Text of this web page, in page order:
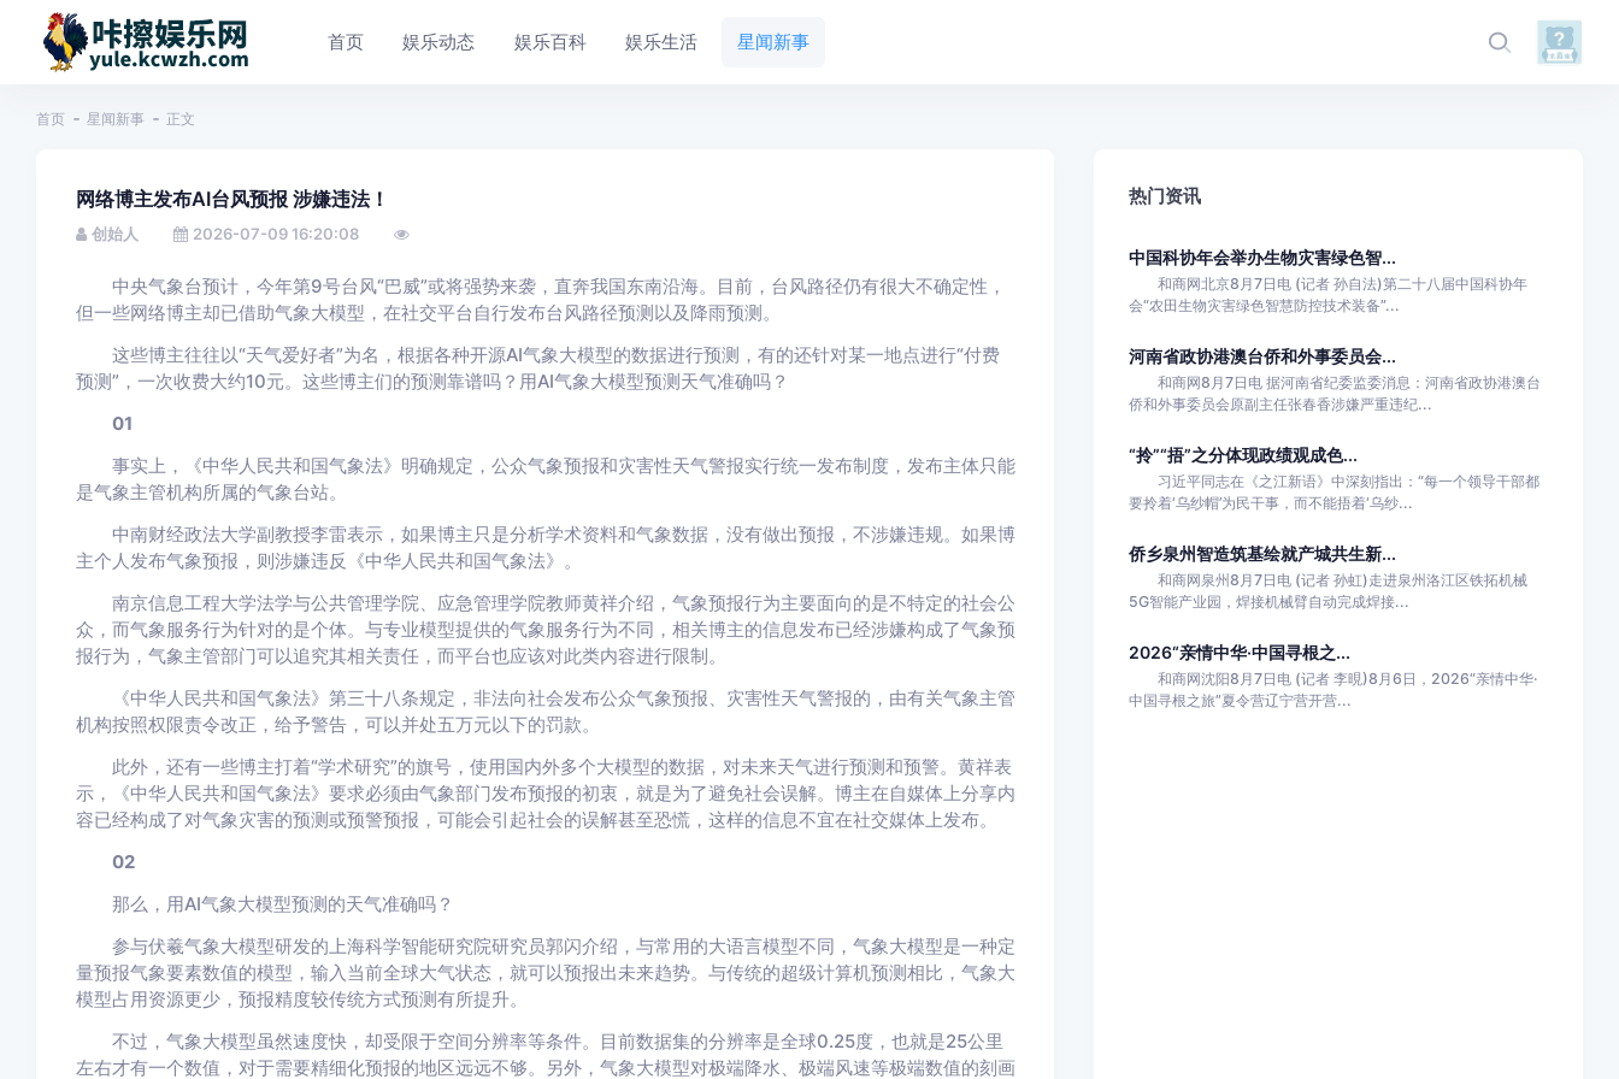
首页 娱乐动态 娱乐百科 娱乐生活 星闻新事
首页 星闻新事 正文
网络博主发布AI台风预报 涉嫌违法！
创始人 2026-07-09 16:20:08
中央气象台预计，今年第9号台风“巴威”或将强势来袭，直奔我国东南沿海。目前，台风路径仍有很大不确定性，
但一些网络博主却已借助气象大模型，在社交平台自行发布台风路径预测以及降雨预测。
这些博主往往以“天气爱好者”为名，根据各种开源AI气象大模型的数据进行预测，有的还针对某一地点进行“付费
预测”，一次收费大约10元。这些博主们的预测靠谱吗？用AI气象大模型预测天气准确吗？
01
事实上，《中华人民共和国气象法》明确规定，公众气象预报和灾害性天气警报实行统一发布制度，发布主体只能
是气象主管机构所属的气象台站。
中南财经政法大学副教授李雷表示，如果博主只是分析学术资料和气象数据，没有做出预报，不涉嫌违规。如果博
主个人发布气象预报，则涉嫌违反《中华人民共和国气象法》。
南京信息工程大学法学与公共管理学院、应急管理学院教师黄祥介绍，气象预报行为主要面向的是不特定的社会公
众，而气象服务行为针对的是个体。与专业模型提供的气象服务行为不同，相关博主的信息发布已经涉嫌构成了气象预
报行为，气象主管部门可以追究其相关责任，而平台也应该对此类内容进行限制。
《中华人民共和国气象法》第三十八条规定，非法向社会发布公众气象预报、灾害性天气警报的，由有关气象主管
机构按照权限责令改正，给予警告，可以并处五万元以下的罚款。
此外，还有一些博主打着“学术研究”的旗号，使用国内外多个大模型的数据，对未来天气进行预测和预警。黄祥表
示，《中华人民共和国气象法》要求必须由气象部门发布预报的初衷，就是为了避免社会误解。博主在自媒体上分享内
容已经构成了对气象灾害的预测或预警预报，可能会引起社会的误解甚至恐慌，这样的信息不宜在社交媒体上发布。
02
那么，用AI气象大模型预测的天气准确吗？
参与伏羲气象大模型研发的上海科学智能研究院研究员郭闪介绍，与常用的大语言模型不同，气象大模型是一种定
量预报气象要素数值的模型，输入当前全球大气状态，就可以预报出未来趋势。与传统的超级计算机预测相比，气象大
模型占用资源更少，预报精度较传统方式预测有所提升。
不过，气象大模型虽然速度快，却受限于空间分辨率等条件。目前数据集的分辨率是全球0.25度，也就是25公里
左右才有一个数值，对于需要精细化预报的地区远远不够。另外，气象大模型对极端降水、极端风速等极端数值的刻画
热门资讯
中国科协年会举办生物灾害绿色智...
和商网北京8月7日电 (记者 孙自法)第二十八届中国科协年
会“农田生物灾害绿色智慧防控技术装备”...
河南省政协港澳台侨和外事委员会...
和商网8月7日电 据河南省纪委监委消息：河南省政协港澳台
侨和外事委员会原副主任张春香涉嫌严重违纪...
“拎”“捂”之分体现政绩观成色...
习近平同志在《之江新语》中深刻指出：“每一个领导干部都
要拎着‘乌纱帽’为民干事，而不能捂着‘乌纱...
侨乡泉州智造筑基绘就产城共生新...
和商网泉州8月7日电 (记者 孙虹)走进泉州洛江区铁拓机械
5G智能产业园，焊接机械臂自动完成焊接...
2026“亲情中华·中国寻根之...
和商网沈阳8月7日电 (记者 李晛)8月6日，2026“亲情中华·
中国寻根之旅”夏令营辽宁营开营...